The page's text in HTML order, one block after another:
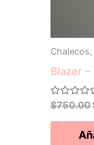
Blazer
Valorado
con
0
$750.00